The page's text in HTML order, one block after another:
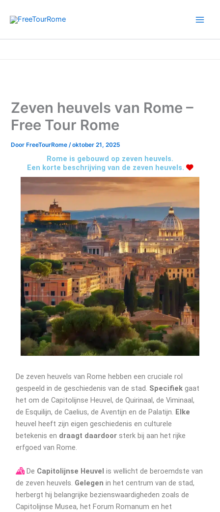
naar
inhoud
Zeven heuvels van Rome –
Free Tour Rome
Door FreeTourRome/oktober 21, 2025
Rome is gebouwd op zeven heuvels.
Een korte beschrijving van de zeven heuvels.
De zeven heuvels van Rome hebben een cruciale rol
gespeeld in de geschiedenis van de stad. Specifiek gaat
het om de Capitolijnse Heuvel, de Quirinaal, de Viminaal,
de Esquilijn, de Caelius, de Aventijn en de Palatijn. Elke
heuvel heeft zijn eigen geschiedenis en culturele
betekenis en draagt daardoor sterk bij aan het rijke
erfgoed van Rome.
De Capitolijnse Heuvel is wellicht de beroemdste van
de zeven heuvels. Gelegen in het centrum van de stad,
herbergt hij belangrijke bezienswaardigheden zoals de
Capitolijnse Musea, het Forum Romanum en het